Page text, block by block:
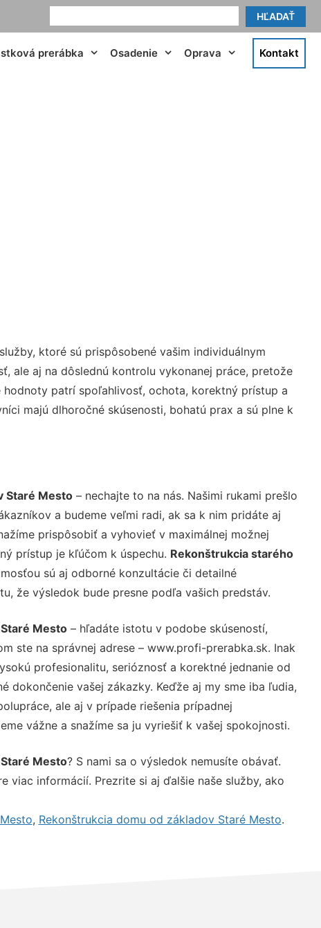
HĽADAŤ
prerábka Osadenie Oprava Kontakt
ktoré sú prispôsobené vašim individuálnym
ale aj na dôslednú kontrolu vykonanej práce, pretože
patrí spoľahlivosť, ochota, korektný prístup a
majú dlhoročné skúsenosti, bohatú prax a sú plne k
Staré Mesto– nechajte to na nás. Našimi rukami prešlo
a budeme veľmi radi, ak sa k nim pridáte aj
prispôsobiť a vyhovieť v maximálnej možnej
prístup je kľúčom k úspechu. Rekonštrukcia starého
sú aj odborné konzultácie či detailné
že výsledok bude presne podľa vašich predstáv.
Mesto– hľadáte istotu v podobe skúseností,
ste na správnej adrese – www.profi-prerabka.sk. Inak
profesionalitu, serióznosť a korektné jednanie od
dokončenie vašej zákazky. Keďže aj my sme iba ľudia,
ale aj v prípade riešenia prípadnej
vážne a snažíme sa ju vyriešiť k vašej spokojnosti.
Mesto? S nami sa o výsledok nemusíte obávať.
viac informácií. Prezrite si aj ďalšie naše služby, ako
, Rekonštrukcia domu od základov Staré Mesto.